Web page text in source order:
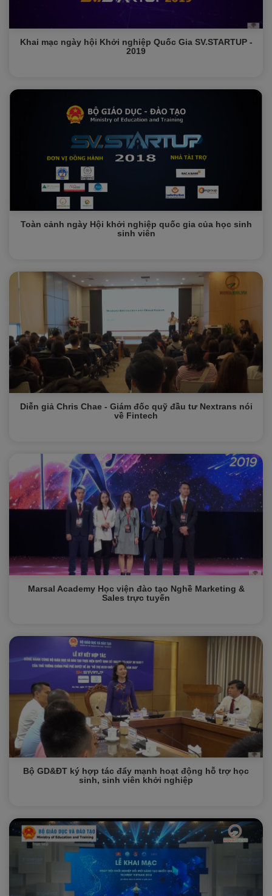
Khai mạc ngày hội Khởi nghiệp Quốc Gia SV.STARTUP -
2019
Toàn cảnh ngày Hội khởi nghiệp quốc gia của học sinh
sinh viên
Diễn giả Chris Chae - Giám đốc quỹ đầu tư Nextrans nói
về Fintech
Marsal Academy Học viện đào tạo Nghề Marketing &
Sales trực tuyến
Bộ GD&ĐT ký hợp tác đẩy mạnh hoạt động hỗ trợ học
sinh, sinh viên khởi nghiệp